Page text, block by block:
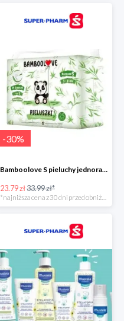
-30%
Bamboolove S pieluchy jednorazowe
23.79 zł33.99 zł*